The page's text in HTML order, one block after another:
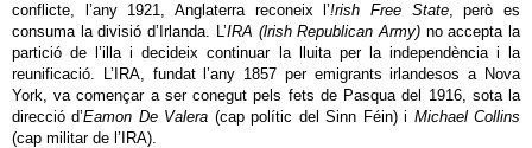
conflicte, l’any 1921, Anglaterra reconeix l’!rish Free State, però es
consuma la divisió d’Irlanda. L’IRA (lrish Republican Army)no accepta la
partició de l’illa i decideix continuar la lluita per la independència i la
reunificació. L’IRA, fundat l’any 1857 per emigrants irlandesos a Nova
York, va començar a ser conegut pels fets de Pasqua del 1916, sota la
direcció d’Eamon De Valera (cap polític del Sinn Féin) i Michael Collins
(cap militar de l’IRA).